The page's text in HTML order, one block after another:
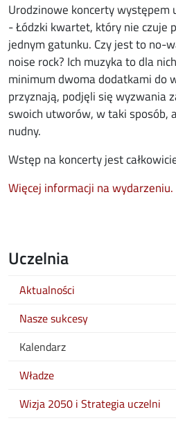
Urodzinowe koncerty występem
- Łódzki kwartet, który nie czuje
jednym gatunku. Czy jest to no-
noise rock? Ich muzyka to dla
minimum dwoma dodatkami do
przyznają, podjęli się wyzwania
swoich utworów, w taki sposób,
nudny.
Wstęp na koncerty jest
Więcej informacji na wydarzeniu.
Uczelnia
Aktualności
Nasze sukcesy
Kalendarz
Władze
Wizja 2050 i Strategia uczelni